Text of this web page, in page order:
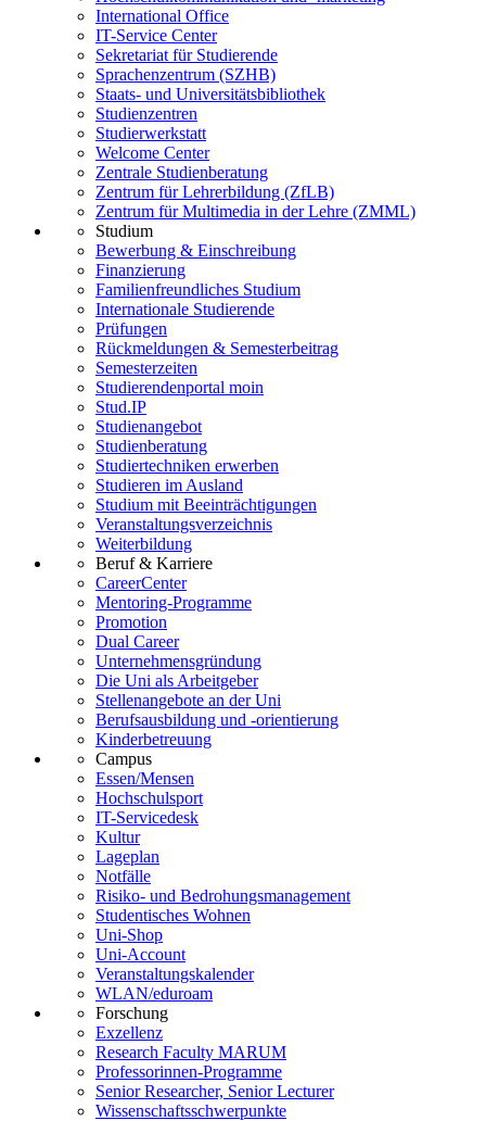
International Office
IT-Service Center
Sekretariat für Studierende
Sprachenzentrum (SZHB)
Staats- und Universitätsbibliothek
Studienzentren
Studierwerkstatt
Welcome Center
Zentrale Studienberatung
Zentrum für Lehrerbildung (ZfLB)
Zentrum für Multimedia in der Lehre (ZMML)
Studium
Bewerbung & Einschreibung
Finanzierung
Familienfreundliches Studium
Internationale Studierende
Prüfungen
Rückmeldungen & Semesterbeitrag
Semesterzeiten
Studierendenportal moin
Stud.IP
Studienangebot
Studienberatung
Studiertechniken erwerben
Studieren im Ausland
Studium mit Beeinträchtigungen
Veranstaltungsverzeichnis
Weiterbildung
Beruf & Karriere
CareerCenter
Mentoring-Programme
Promotion
Dual Career
Unternehmensgründung
Die Uni als Arbeitgeber
Stellenangebote an der Uni
Berufsausbildung und -orientierung
Kinderbetreuung
Campus
Essen/Mensen
Hochschulsport
IT-Servicedesk
Kultur
Lageplan
Notfälle
Risiko- und Bedrohungsmanagement
Studentisches Wohnen
Uni-Shop
Uni-Account
Veranstaltungskalender
WLAN/eduroam
Forschung
Exzellenz
Research Faculty MARUM
Professorinnen-Programme
Senior Researcher, Senior Lecturer
Wissenschaftsschwerpunkte